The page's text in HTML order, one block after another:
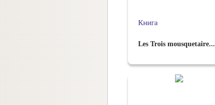
Книга
Les Trois mousquetaire...